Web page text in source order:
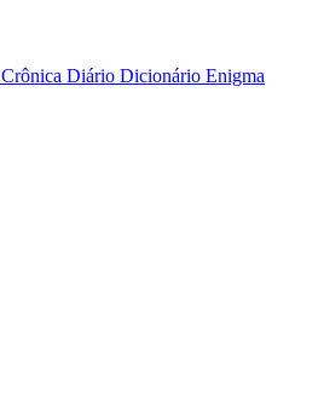
Crônica Diário Dicionário Enigma